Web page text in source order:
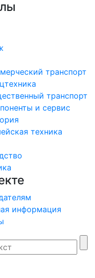
транспорт
транспорт
и сервис
техника
информация